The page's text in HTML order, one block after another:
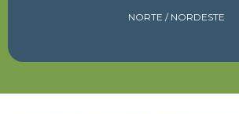
NORTE / NORDESTE